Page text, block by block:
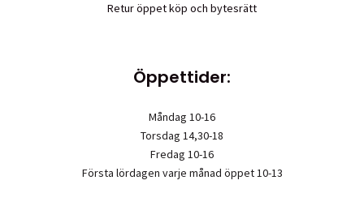
Retur öppet köp och bytesrätt
Öppettider:
Måndag 10-16
Torsdag 14,30-18
Fredag 10-16
Första lördagen varje månad öppet 10-13